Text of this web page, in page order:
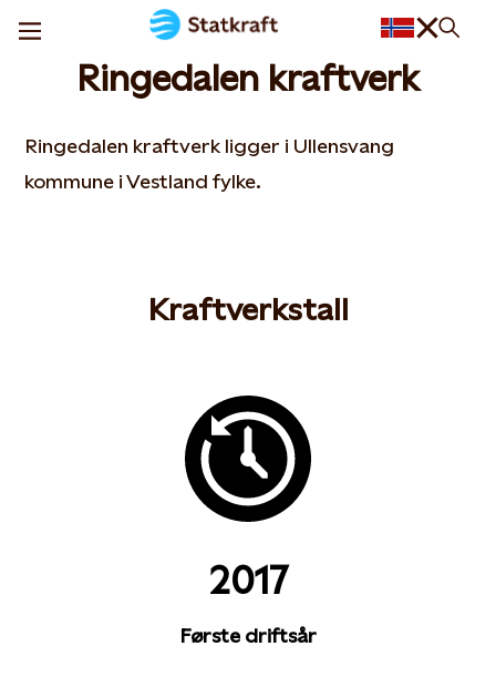
Ringedalen kraftverk
Ringedalen kraftverk ligger i Ullensvang
kommune i Vestland fylke.
Kraftverkstall
2017
Første driftsår